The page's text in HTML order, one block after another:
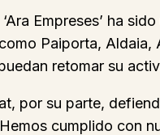
Empreses’ ha
Paiporta, Aldaia,
retomar su
por su parte,
cumplido con